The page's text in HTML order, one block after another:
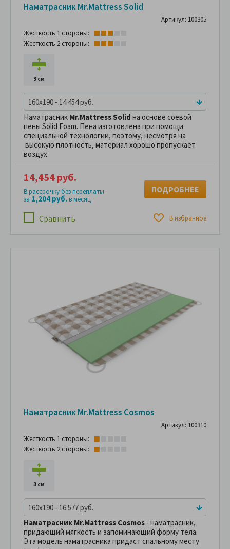
Наматрасник Mr.Mattress Solid
Артикул: 100305
Жесткость 1 стороны:
Жесткость 2 стороны:
3 см
160x190 - 14 454 руб.
Наматрасник Mr.Mattress Solid на основе соевой
пены Solid Foam. Пена изготовлена при помощи
специальной технологии, поэтому, несмотря на
высокую плотность, материал хорошо пропускает
воздух.
Сравнить В избранное
14,454 руб.
В рассрочку без переплаты
за 1,204 руб.в месяц
ПОДРОБНЕЕ
Наматрасник Mr.Mattress Cosmos
Артикул: 100310
Жесткость 1 стороны:
Жесткость 2 стороны:
3 см
160x190 - 16 577 руб.
Наматрасник Mr.Mattress Cosmos - наматрасник,
придающий мягкость и запоминающий форму тела.
Эта модель наматрасника придаст спальному месту